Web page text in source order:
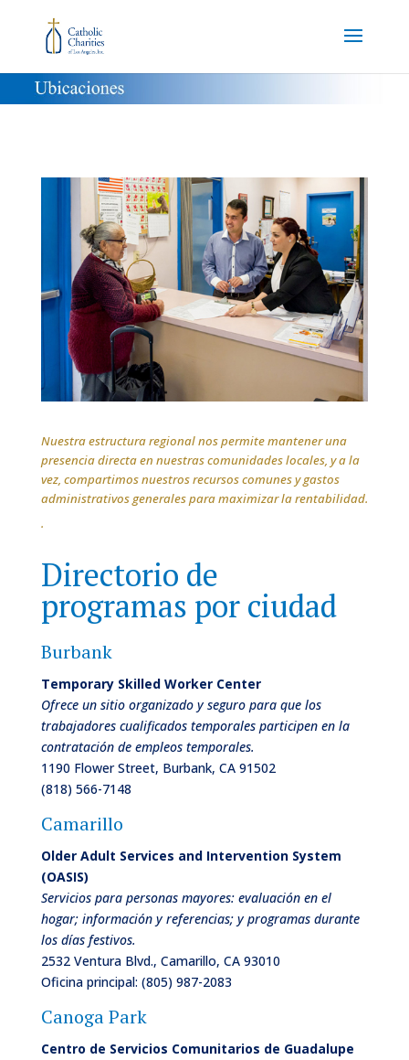
Nuestra estructura regional nos permite mantener una
presencia directa en nuestras comunidades locales, y a la
vez, compartimos nuestros recursos comunes y gastos
administrativos generales para maximizar la rentabilidad.
.
Directorio de
programas por ciudad
Burbank
Temporary Skilled Worker Center
Ofrece un sitio organizado y seguro para que los
trabajadores cualificados temporales participen en la
contratación de empleos temporales.
1190 Flower Street, Burbank, CA 91502
(818) 566-7148
Camarillo
Older Adult Services and Intervention System
(OASIS)
Servicios para personas mayores: evaluación en el
hogar; información y referencias; y programas durante
los días festivos.
2532 Ventura Blvd., Camarillo, CA 93010
Oficina principal: (805) 987-2083
Canoga Park
Centro de Servicios Comunitarios de Guadalupe